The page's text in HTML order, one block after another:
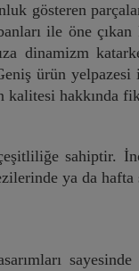
gösteren
ile öne
dinamizm
ürün
kalitesi hakkında
sahiptir.
ya da